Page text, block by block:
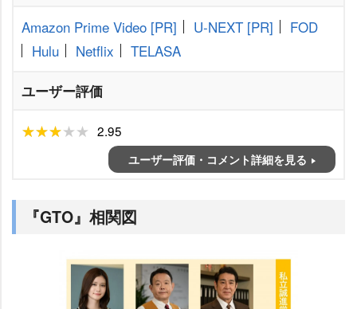
Amazon Prime Video [PR] U-NEXT [PR]
FOD
Hulu
Netflix TELASA
ユーザー評価
2.95
ユーザー評価・コメント詳細を見る
『GTO』相関図